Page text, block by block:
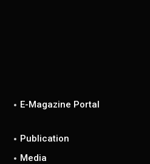
E-Magazine Portal
Publication
Media